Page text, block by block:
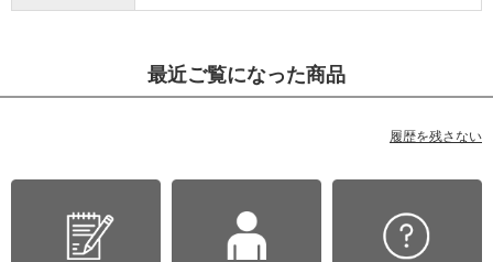
最近ご覧になった商品
履歴を残さない